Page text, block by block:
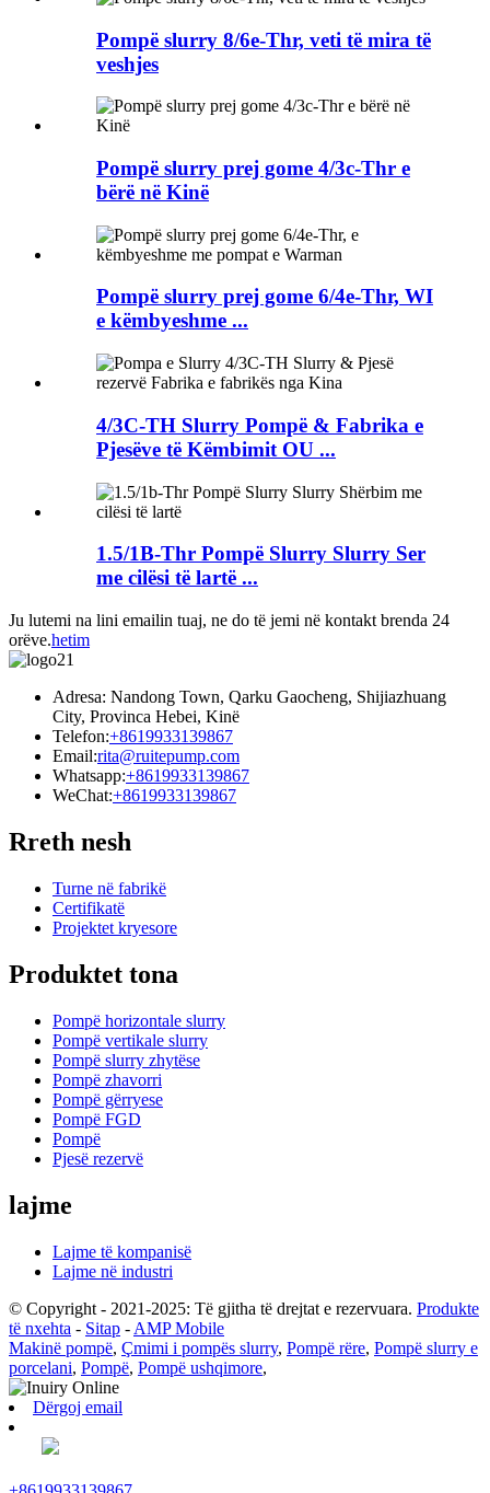
Pompë slurry 8/6e-Thr, veti të mira të
veshjes
Pompë slurry prej gome 4/3c-Thr e
bërë në Kinë
Pompë slurry prej gome 6/4e-Thr, WI
e këmbyeshme ...
4/3C-TH Slurry Pompë & Fabrika e
Pjesëve të Këmbimit OU ...
1.5/1B-Thr Pompë Slurry Slurry Ser
me cilësi të lartë ...
Ju lutemi na lini emailin tuaj, ne do të jemi në kontakt brenda 24
orëve.hetim
Adresa: Nandong Town, Qarku Gaocheng, Shijiazhuang
City, Provinca Hebei, Kinë
Telefon:+8619933139867
Email:rita@ruitepump.com
Whatsapp:+8619933139867
WeChat:+8619933139867
Rreth nesh
Turne në fabrikë
Certifikatë
Projektet kryesore
Produktet tona
Pompë horizontale slurry
Pompë vertikale slurry
Pompë slurry zhytëse
Pompë zhavorri
Pompë gërryese
Pompë FGD
Pompë
Pjesë rezervë
lajme
Lajme të kompanisë
Lajme në industri
© Copyright - 2021-2025: Të gjitha të drejtat e rezervuara. Produkte
të nxehta - Sitap - AMP Mobile
Makinë pompë, Çmimi i pompës slurry, Pompë rëre, Pompë slurry e
porcelani, Pompë, Pompë ushqimore,
Dërgoj email